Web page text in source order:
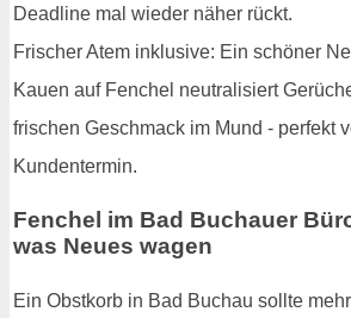
Deadline mal wieder näher rückt.
Frischer Atem inklusive: Ein schöner
Kauen auf Fenchel neutralisiert
frischen Geschmack im Mund - perfekt
Kundentermin.
Fenchel im Bad Buchauer
was Neues wagen
Ein Obstkorb in Bad Buchau sollte